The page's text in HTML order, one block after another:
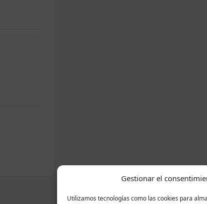
Gestionar el
Utilizamos tecnologías como las cookies para